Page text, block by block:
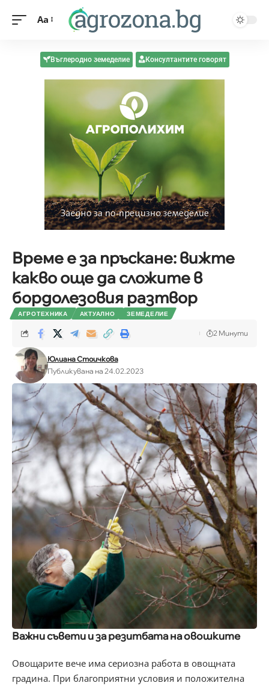
Aa
Въглеродно земеделие Консултантите говорят
Време е за пръскане: вижте
какво още да сложите в
бордолезовия разтвор
АГРОТЕХНИКА АКТУАЛНО ЗЕМЕДЕЛИЕ
Юлиана Стоичкова
Публикувана на 24.02.2023
2 Минути
Важни съвети и за резитбата на овошките
Овощарите вече има сериозна работа в овощната
градина. При благоприятни условия и положителна